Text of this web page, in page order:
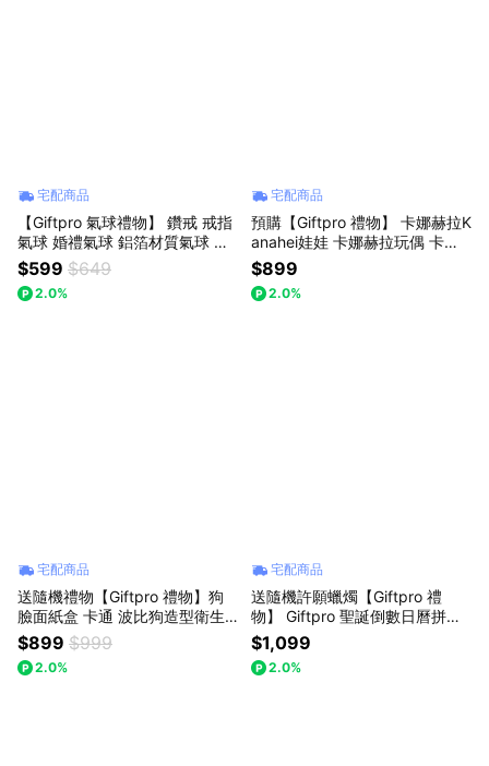
宅配商品
【Giftpro 氣球禮物】 鑽戒 戒指
氣球 婚禮氣球 鋁箔材質氣球 派
對布置 派對氣球 情人節 求婚氣
球 - 42吋金色鑽戒
$599 $649
2.0%
宅配商品
預購【Giftpro 禮物】 卡娜赫拉K
anahei娃娃 卡娜赫拉玩偶 卡娜
赫拉 卡娜赫拉禮物袋 生日禮物
禮盒 送禮 禮物 生日 情人節 (含
燈條)
$899
2.0%
宅配商品
送隨機禮物【Giftpro 禮物】狗
臉面紙盒 卡通 波比狗造型衛生
紙盒 面紙盒 交換禮物 生日禮物
狗狗造型面紙盒 (隨機出貨版)
$899 $999
2.0%
宅配商品
送隨機許願蠟燭【Giftpro 禮
物】 Giftpro 聖誕倒數日曆拼圖
禮盒 聖誕節拼圖許願盲盒 拼圖 1
008片 - J版
$1,099
2.0%